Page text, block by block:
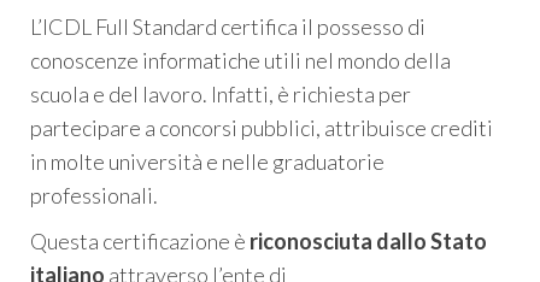
L’ICDL Full Standard certifica il possesso di
conoscenze informatiche utili nel mondo della
scuola e del lavoro. Infatti, è richiesta per
partecipare a concorsi pubblici, attribuisce crediti
in molte università e nelle graduatorie
professionali.
Questa certificazione è riconosciuta dallo Stato
italiano attraverso l’ente di